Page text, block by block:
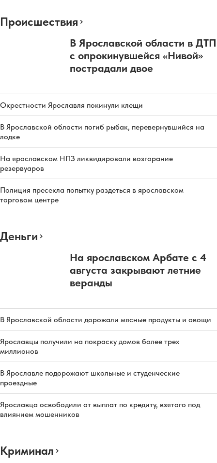
Происшествия
В Ярославской области в ДТП
с опрокинувшейся «Нивой»
пострадали двое
Окрестности Ярославля покинули клещи
В Ярославской области погиб рыбак, перевернувшийся на
лодке
На ярославском НПЗ ликвидировали возгорание
резервуаров
Полиция пресекла попытку раздеться в ярославском
торговом центре
Деньги
На ярославском Арбате с 4
августа закрывают летние
веранды
В Ярославской области дорожали мясные продукты и овощи
Ярославцы получили на покраску домов более трех
миллионов
В Ярославле подорожают школьные и студенческие
проездные
Ярославца освободили от выплат по кредиту, взятого под
влиянием мошенников
Криминал